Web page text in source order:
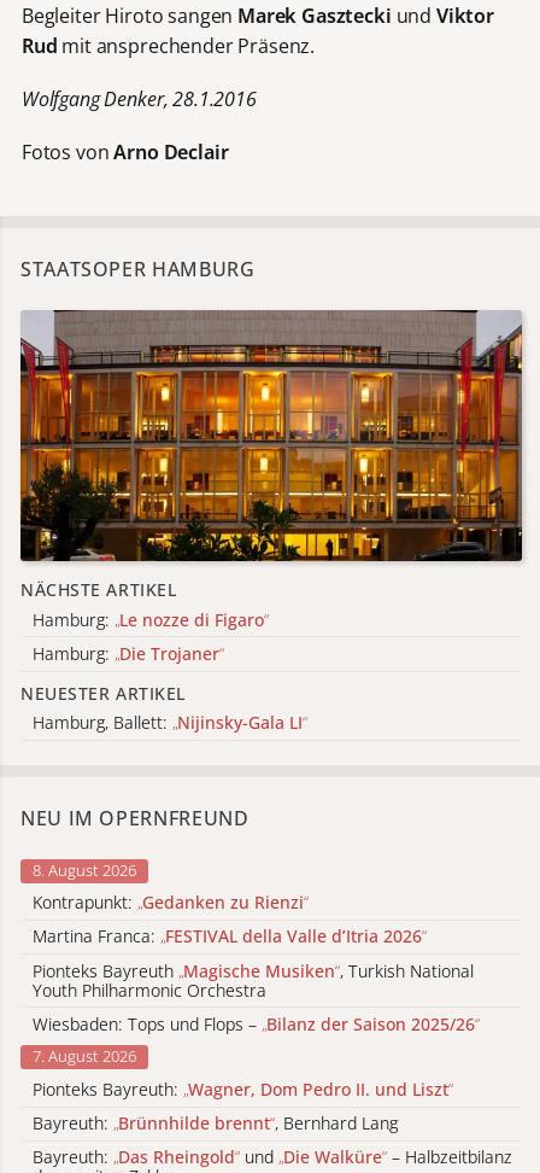
Begleiter Hiroto sangen Marek Gasztecki und Viktor
Rud mit ansprechender Präsenz.
Wolfgang Denker, 28.1.2016
Fotos vonArno Declair
STAATSOPER HAMBURG
NÄCHSTE ARTIKEL
Hamburg: „Le nozze di Figaro“
Hamburg: „Die Trojaner“
NEUESTER ARTIKEL
Hamburg, Ballett: „Nijinsky-Gala LI“
NEU IM OPERNFREUND
8. August 2026
Kontrapunkt: „Gedanken zu Rienzi“
Martina Franca: „FESTIVAL della Valle d’Itria 2026“
Pionteks Bayreuth „Magische Musiken“, Turkish National
Youth Philharmonic Orchestra
Wiesbaden: Tops und Flops – „Bilanz der Saison 2025/26“
7. August 2026
Pionteks Bayreuth: „Wagner, Dom Pedro II. und Liszt“
Bayreuth: „Brünnhilde brennt“, Bernhard Lang
Bayreuth: „Das Rheingold“ und „Die Walküre“ – Halbzeitbilanz